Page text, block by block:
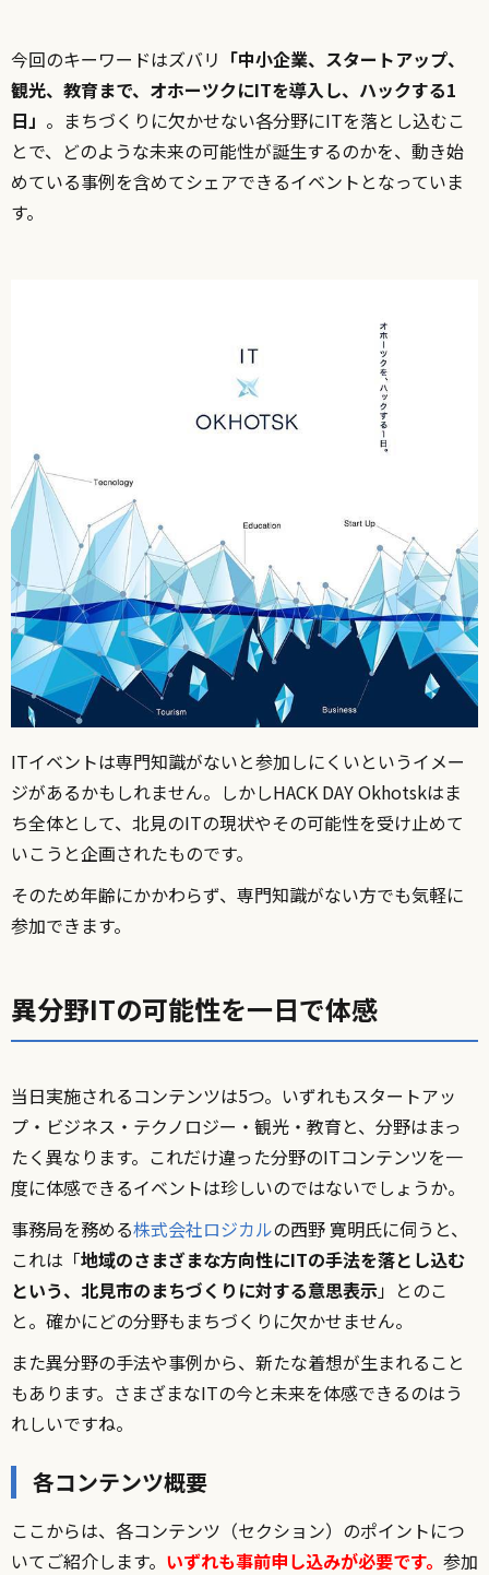
今回のキーワードはズバリ 「中小企業、スタートアップ、
観光、教育まで、オホーツクにITを導入し、ハックする1
日」 。まちづくりに欠かせない各分野にITを落とし込むこ
とで、どのような未来の可能性が誕生するのかを、動き始
めている事例を含めてシェアできるイベントとなっていま
す。
ITイベントは専門知識がないと参加しにくいというイメー
ジがあるかもしれません。しかしHACK DAY Okhotskはま
ち全体として、北見のITの現状やその可能性を受け止めて
いこうと企画されたものです。
そのため年齢にかかわらず、専門知識がない方でも気軽に
参加できます。
異分野ITの可能性を一日で体感
当日実施されるコンテンツは5つ。いずれもスタートアッ
プ・ビジネス・テクノロジー・観光・教育と、分野はまっ
たく異なります。これだけ違った分野のITコンテンツを一
度に体感できるイベントは珍しいのではないでしょうか。
事務局を務める株式会社ロジカルの西野 寛明氏に伺うと、
これは「地域のさまざまな方向性にITの手法を落とし込む
という、北見市のまちづくりに対する意思表示」とのこ
と。確かにどの分野もまちづくりに欠かせません。
また異分野の手法や事例から、新たな着想が生まれること
もあります。さまざまなITの今と未来を体感できるのはう
れしいですね。
各コンテンツ概要
ここからは、各コンテンツ（セクション）のポイントにつ
いてご紹介します。 いずれも事前申し込みが必要です。 参加